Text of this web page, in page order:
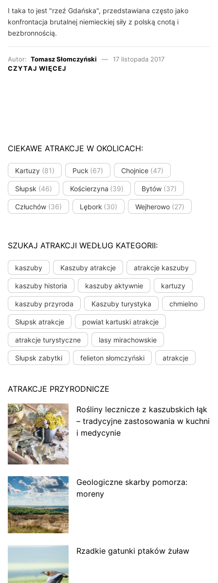
I taka to jest "rzeź Gdańska", przedstawiana często jako
konfrontacja brutalnej niemieckiej siły z polską cnotą i
bezbronnością.
Autor: Tomasz Słomczyński
17 listopada 2017
CZYTAJ WIĘCEJ
CIEKAWE ATRAKCJE W OKOLICACH:
Kartuzy (81) Puck (67) Chojnice (47)
Słupsk (46) Kościerzyna (39) Bytów (37)
Człuchów (36) Lębork (30) Wejherowo (27)
SZUKAJ ATRAKCJI WEDŁUG KATEGORII:
kaszuby Kaszuby atrakcje atrakcje kaszuby
kaszuby historia kaszuby aktywnie kartuzy
kaszuby przyroda Kaszuby turystyka chmielno
Słupsk atrakcje powiat kartuski atrakcje
atrakcje turystyczne lasy mirachowskie
Słupsk zabytki felieton słomczyński atrakcje
ATRAKCJE PRZYRODNICZE
Rośliny lecznicze z kaszubskich łąk
– tradycyjne zastosowania w kuchni
i medycynie
Geologiczne skarby pomorza:
moreny
Rzadkie gatunki ptaków żuław